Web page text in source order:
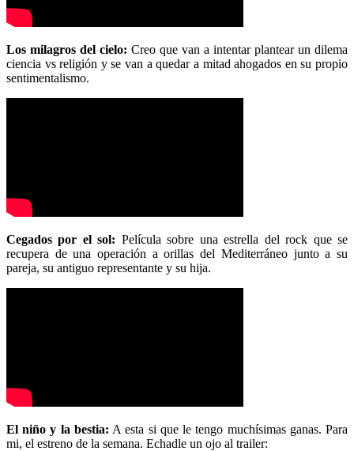
Los milagros del cielo: Creo que van a intentar plantear un dilema
ciencia vs religión y se van a quedar a mitad ahogados en su propio
sentimentalismo.
Cegados por el sol: Película sobre una estrella del rock que se
recupera de una operación a orillas del Mediterráneo junto a su
pareja, su antiguo representante y su hija.
El niño y la bestia: A esta si que le tengo muchísimas ganas. Para
mi, el estreno de la semana. Echadle un ojo al trailer: